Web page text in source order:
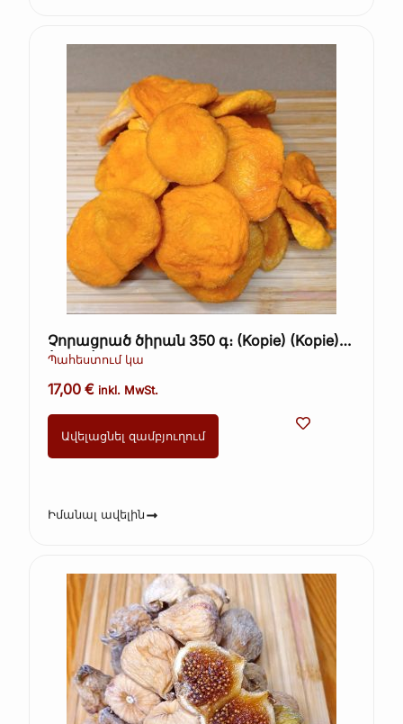
Չորացրած ծիրան 350 գ։ (Kopie) (Kopie)
(Kopie)
Պահեստում կա
17,00€ inkl. MwSt.
Ավելացնել զամբյուղում
Իմանալ ավելին